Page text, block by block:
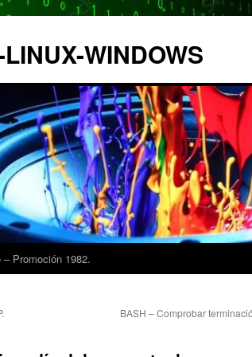
WINDOWS
Promoción 1982.
BASH – Comprobar